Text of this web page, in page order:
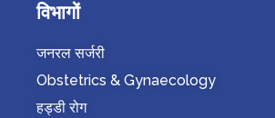
विभागों
जनरल सर्जरी
Obstetrics & Gynaecology
हड्डी रोग